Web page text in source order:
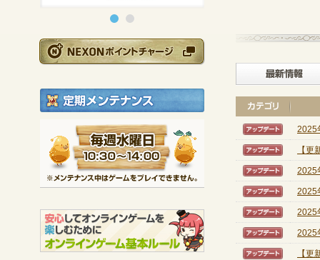
定期メンテナンス
毎週水曜日 10:30
※メンテナンス中は
【ア
2025
【ア
【
【ア
2025
【ア
2025
【ア
2025
【ア
2025
【ア
【